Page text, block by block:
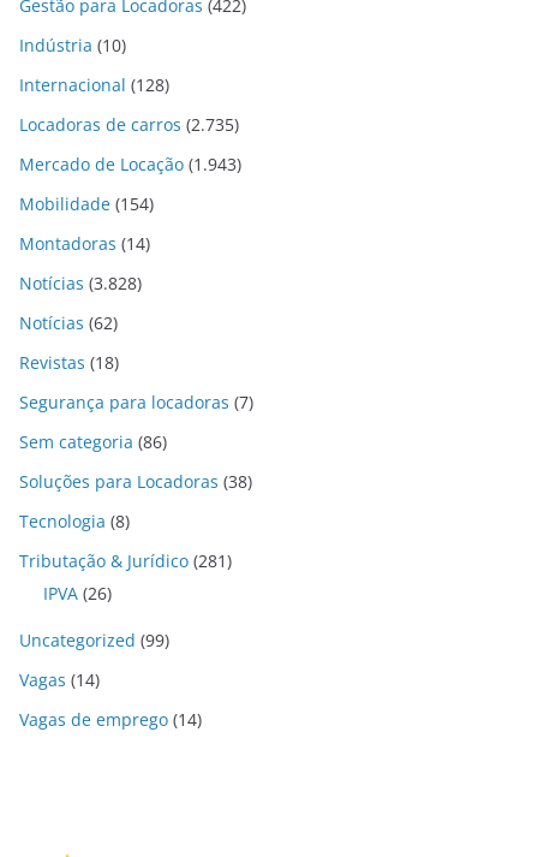
Gestão para Locadoras (422)
Indústria (10)
Internacional (128)
Locadoras de carros (2.735)
Mercado de Locação (1.943)
Mobilidade (154)
Montadoras (14)
Notícias (3.828)
Notícias (62)
Revistas (18)
Segurança para locadoras (7)
Sem categoria (86)
Soluções para Locadoras (38)
Tecnologia (8)
Tributação & Jurídico (281)
IPVA (26)
Uncategorized (99)
Vagas (14)
Vagas de emprego (14)